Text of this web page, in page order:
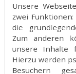
Verbreitung und
Grenzen des
Zustimmung
Downloads und
privaten, nicht
Soweit die
erstellt wurden,
Unsere
zwei
die
Zum anderen
unsere Inhalte
Hierzu werden
Besuchern